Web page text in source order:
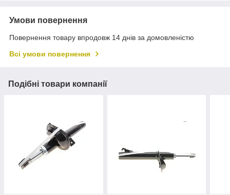
Умови повернення
Повернення товару впродовж 14 днів за домовленістю
Всі умови повернення
Подібні товари компанії